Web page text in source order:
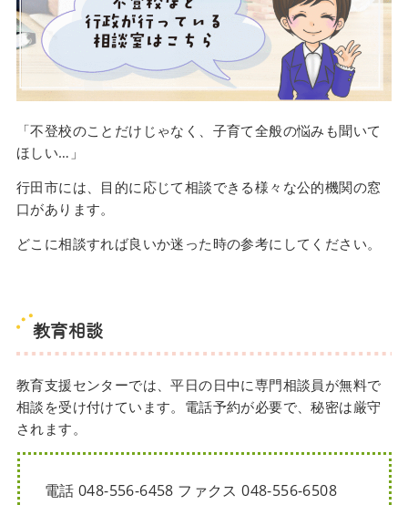
「不登校のことだけじゃなく、子育て全般の悩みも聞いて
ほしい…」
行田市には、目的に応じて相談できる様々な公的機関の窓
口があります。
どこに相談すれば良いか迷った時の参考にしてください。
教育相談
教育支援センターでは、平日の日中に専門相談員が無料で
相談を受け付けています。電話予約が必要で、秘密は厳守
されます。
電話 048-556-6458 ファクス 048-556-6508